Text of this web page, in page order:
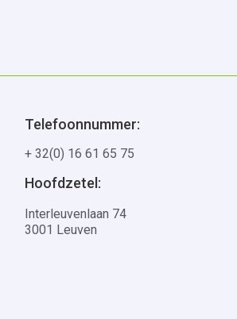
Telefoonnummer:
+ 32(0) 16 61 65 75
Hoofdzetel:
Interleuvenlaan 74
3001 Leuven